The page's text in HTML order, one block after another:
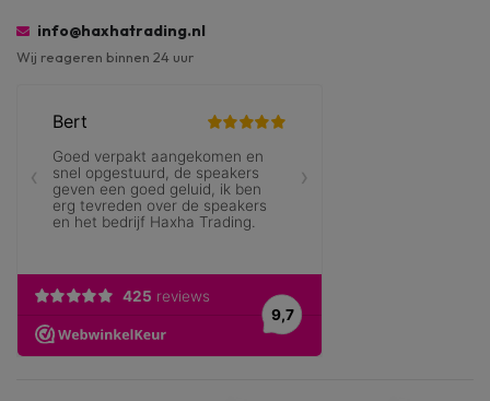
info@haxhatrading.nl
Wij reageren binnen 24 uur